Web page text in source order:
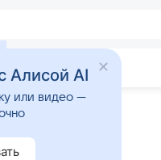
Приметы
Алисой AI
или видео —